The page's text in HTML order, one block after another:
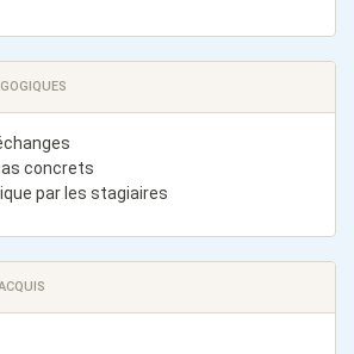
concrets
par les stagiaires